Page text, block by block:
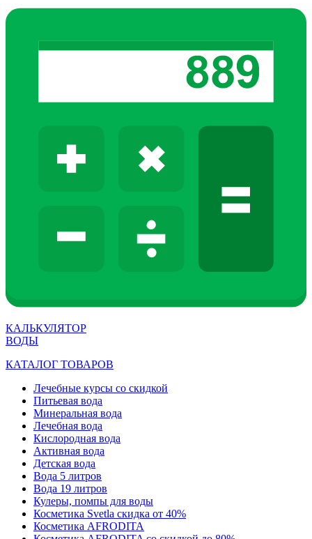
КАЛЬКУЛЯТОР
ВОДЫ
КАТАЛОГ ТОВАРОВ
Лечебные курсы со скидкой
Питьевая вода
Минеральная вода
Лечебная вода
Кислородная вода
Активная вода
Детская вода
Вода 5 литров
Вода 19 литров
Кулеры, помпы для воды
Косметика Svetla скидка от 40%
Косметика AFRODITA